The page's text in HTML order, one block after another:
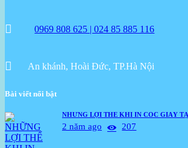
0969 808 625 | 024 85 885 116
An khánh, Hoài Đức, TP.Hà Nội
Bài viết nổi bật
NHỮNG LỢI THẾ KHI IN CỐC GIẤY
2 năm ago 207